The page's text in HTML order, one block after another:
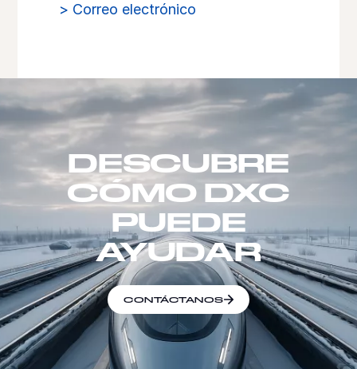
> Correo electrónico
DESCUBRE
CÓMO DXC
PUEDE
AYUDAR
CONTÁCTANOS